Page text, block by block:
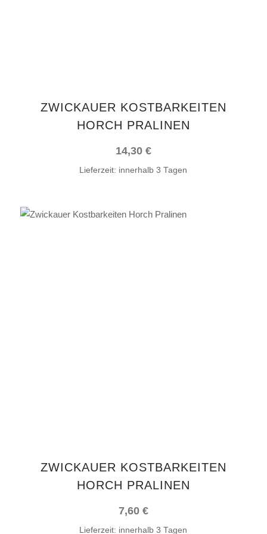
ZWICKAUER KOSTBARKEITEN
HORCH PRALINEN
14,30 €
Lieferzeit: innerhalb 3 Tagen
ZWICKAUER KOSTBARKEITEN
HORCH PRALINEN
7,60 €
Lieferzeit: innerhalb 3 Tagen